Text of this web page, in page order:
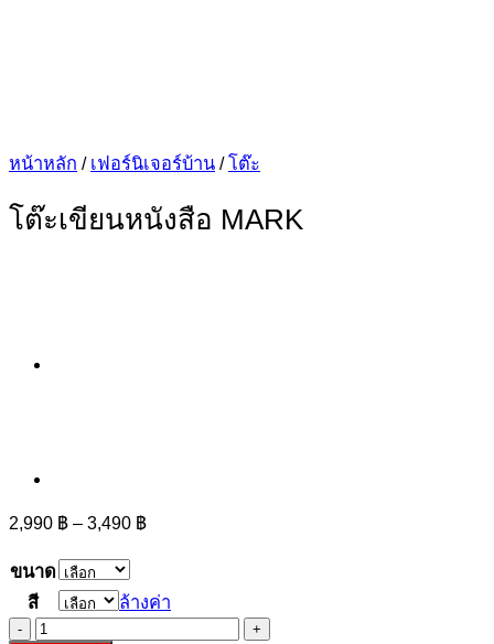
หน้าหลัก / เฟอร์นิเจอร์บ้าน / โต๊ะ
โต๊ะเขียนหนังสือ MARK
2,990 ฿ – 3,490 ฿
3,490 ฿
ขนาด
สี
ล้างค่า
จำนวน